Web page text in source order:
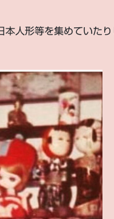
本人形等を集めていた